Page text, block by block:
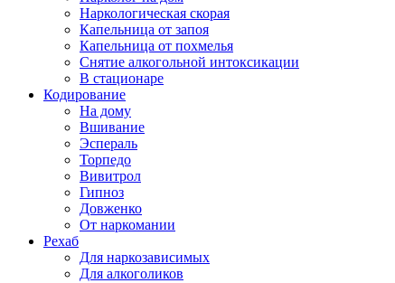
Наркологическая скорая
Капельница от запоя
Капельница от похмелья
Снятие алкогольной интоксикации
В стационаре
Кодирование
На дому
Вшивание
Эспераль
Торпедо
Вивитрол
Гипноз
Довженко
От наркомании
Рехаб
Для наркозависимых
Для алкоголиков